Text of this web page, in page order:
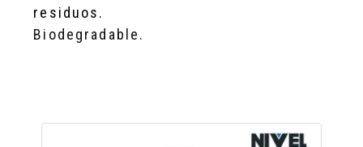
residuos.
Biodegradable.